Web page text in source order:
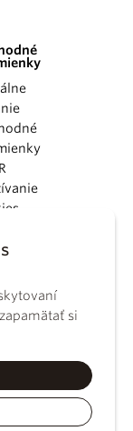
si